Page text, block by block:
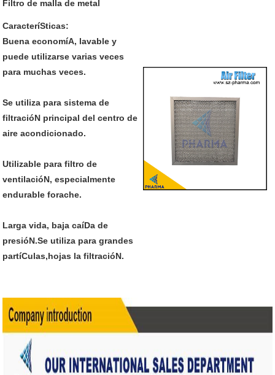
Filtro de malla de metal
CaracteríSticas:
Buena economíA, lavable y
puede utilizarse varias veces
para muchas veces.
Se utiliza para sistema de
filtracióN principal del centro de
aire acondicionado.
Utilizable para filtro de
ventilacióN, especialmente
endurable forache.
Larga vida, baja caíDa de
presióN.Se utiliza para grandes
partíCulas,hojas la filtracióN.